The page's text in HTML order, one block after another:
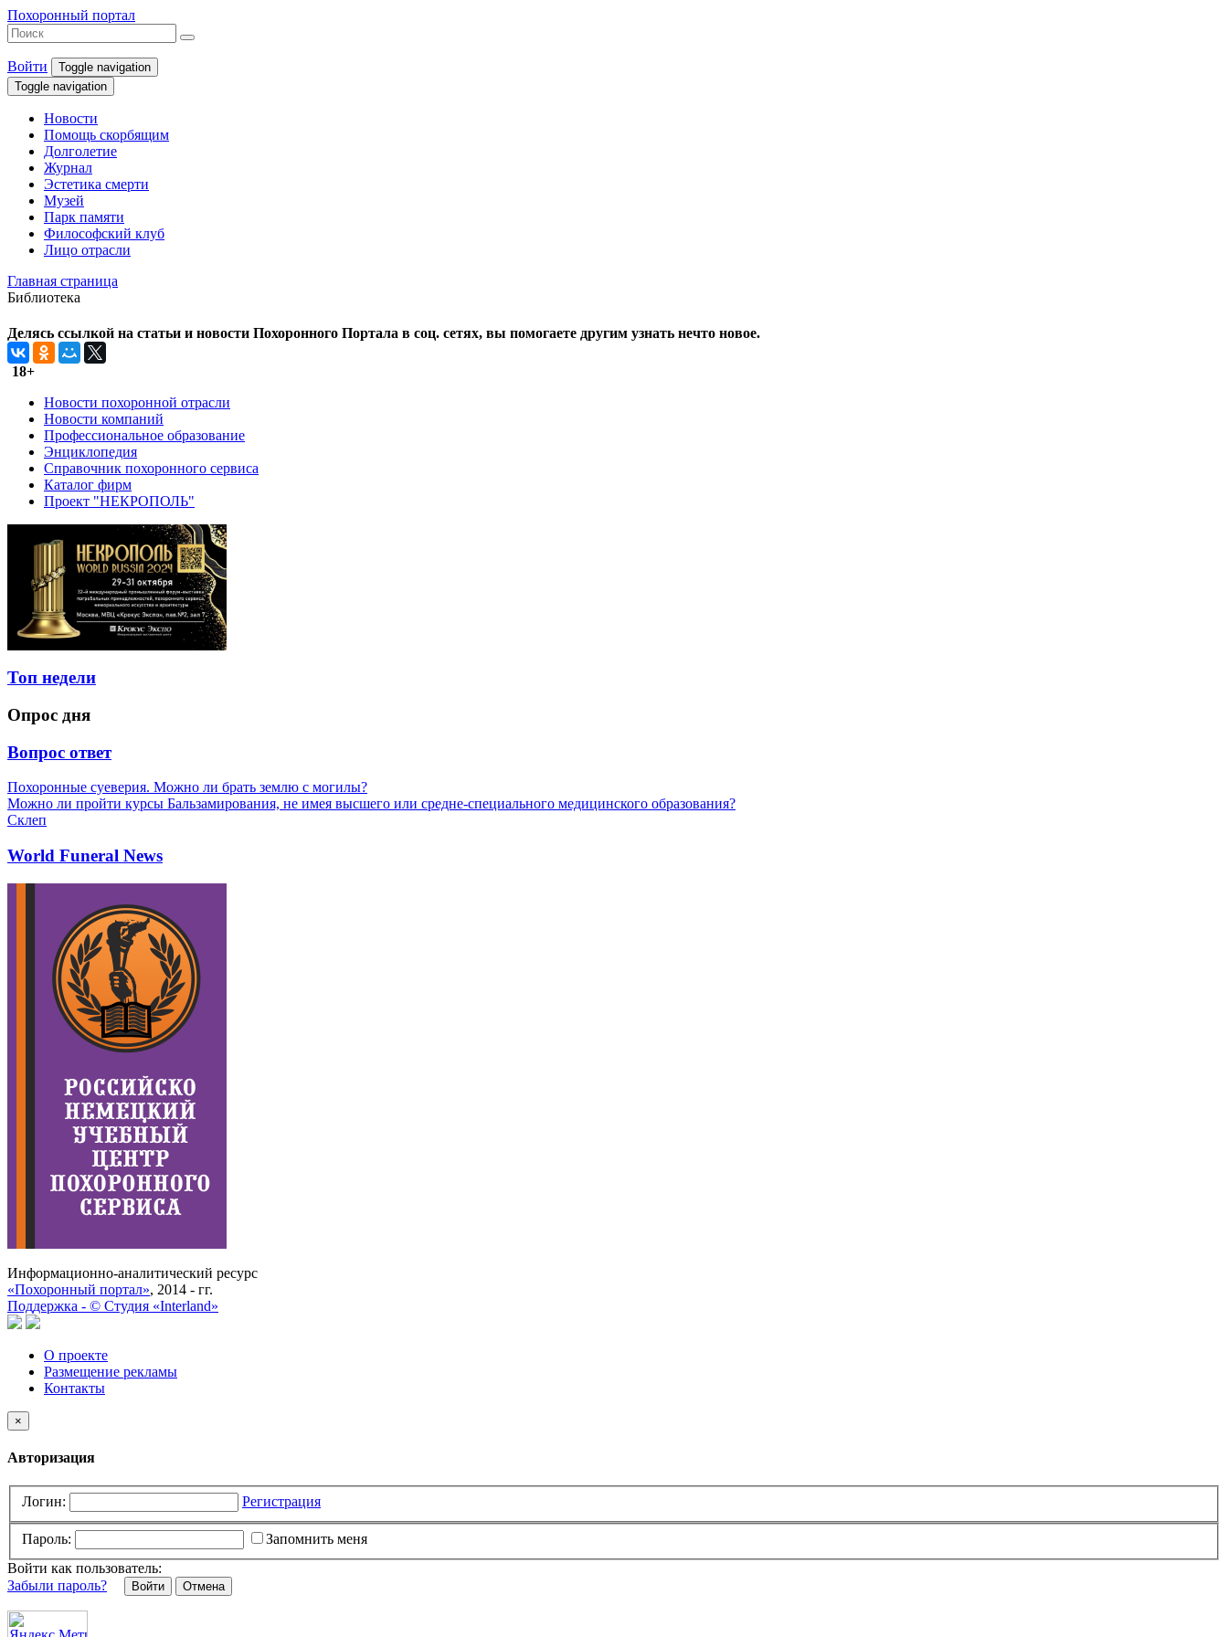
Похоронный портал
Войти
Toggle navigation
Toggle navigation
Новости
Помощь скорбящим
Долголетие
Журнал
Эстетика смерти
Музей
Парк памяти
Философский клуб
Лицо отрасли
Главная страница
Библиотека
Делясь ссылкой на статьи и новости Похоронного Портала в соц. сетях, вы помогаете другим узнать нечто новое.
18+
Новости похоронной отрасли
Новости компаний
Профессиональное образование
Энциклопедия
Справочник похоронного сервиса
Каталог фирм
Проект "НЕКРОПОЛЬ"
Топ недели
Опрос дня
Вопрос ответ
Похоронные суеверия. Можно ли брать землю с могилы?
Можно ли пройти курсы Бальзамирования, не имея высшего или средне-специального медицинского образования?
Склеп
World Funeral News
Информационно-аналитический ресурс
«Похоронный портал», 2014 - гг.
Поддержка - © Cтудия «Interland»
О проекте
Размещение рекламы
Контакты
×
Авторизация
Логин: Регистрация
Пароль:
Запомнить меня
Войти как пользователь:
Забыли пароль?
Отмена